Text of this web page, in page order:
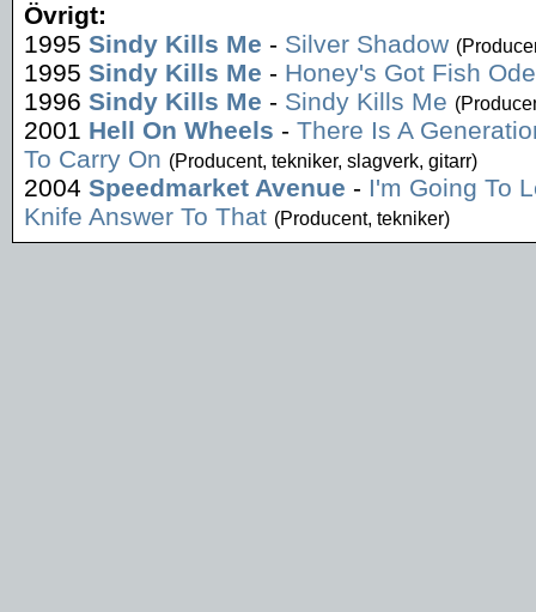
Övrigt:
1995 Sindy Kills Me - Silver Shadow
1995 Sindy Kills Me - Honey's Got Fish
1996 Sindy Kills Me - Sindy Kills Me
2001 Hell On Wheels - There Is A
To Carry On (Producent, tekniker, slagverk, gitarr)
2004 Speedmarket Avenue - I'm Going To
Knife Answer To That (Producent, tekniker)